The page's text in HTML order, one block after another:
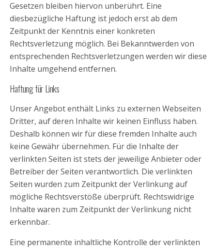
Gesetzen bleiben hiervon unberührt. Eine
diesbezügliche Haftung ist jedoch erst ab dem
Zeitpunkt der Kenntnis einer konkreten
Rechtsverletzung möglich. Bei Bekanntwerden von
entsprechenden Rechtsverletzungen werden wir diese
Inhalte umgehend entfernen.
Haftung für Links
Unser Angebot enthält Links zu externen Webseiten
Dritter, auf deren Inhalte wir keinen Einfluss haben.
Deshalb können wir für diese fremden Inhalte auch
keine Gewähr übernehmen. Für die Inhalte der
verlinkten Seiten ist stets der jeweilige Anbieter oder
Betreiber der Seiten verantwortlich. Die verlinkten
Seiten wurden zum Zeitpunkt der Verlinkung auf
mögliche Rechtsverstöße überprüft. Rechtswidrige
Inhalte waren zum Zeitpunkt der Verlinkung nicht
erkennbar.
Eine permanente inhaltliche Kontrolle der verlinkten